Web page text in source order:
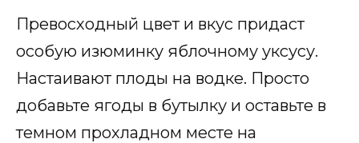
Превосходный цвет и вкус придаст
особую изюминку яблочному уксусу.
Настаивают плоды на водке. Просто
добавьте ягоды в бутылку и оставьте в
темном прохладном месте на